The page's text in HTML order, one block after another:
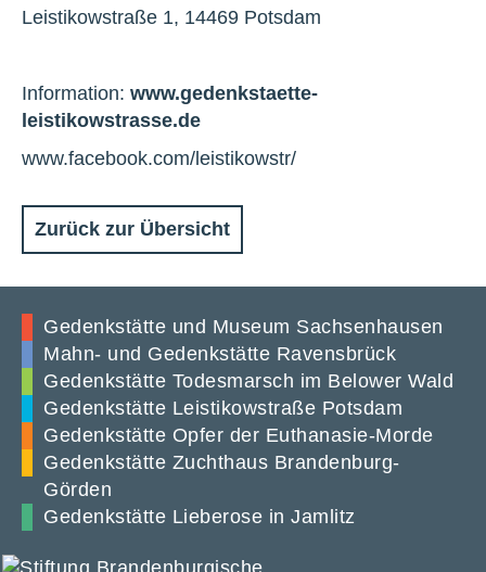
Leistikowstraße 1, 14469 Potsdam
Information: www.gedenkstaette-
leistikowstrasse.de
www.facebook.com/leistikowstr/
Zurück zur Übersicht
Gedenkstätte und Museum Sachsenhausen
Mahn- und Gedenkstätte Ravensbrück
Gedenkstätte Todesmarsch im Belower Wald
Gedenkstätte Leistikowstraße Potsdam
Gedenkstätte Opfer der Euthanasie-Morde
Gedenkstätte Zuchthaus Brandenburg-
Görden
Gedenkstätte Lieberose in Jamlitz